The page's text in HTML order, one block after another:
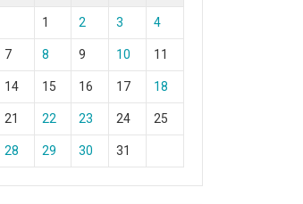
1 2 3 4
7 8 9 10 11
14 15 16 17 18
21 22 23 24 25
28 29 30 31